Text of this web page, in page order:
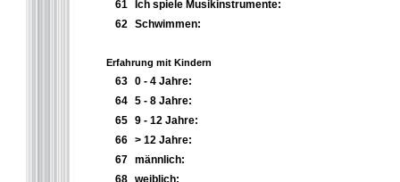
61
Ich spiele Musikinstrumente:
62 Schwimmen:
Erfahrung mit Kindern
63 0 - 4 Jahre:
64 5 - 8 Jahre:
65 9 - 12 Jahre:
66 > 12 Jahre:
67 männlich:
68 weiblich: